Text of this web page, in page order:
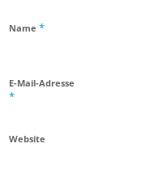
Name *
E-Mail-Adresse
*
Website